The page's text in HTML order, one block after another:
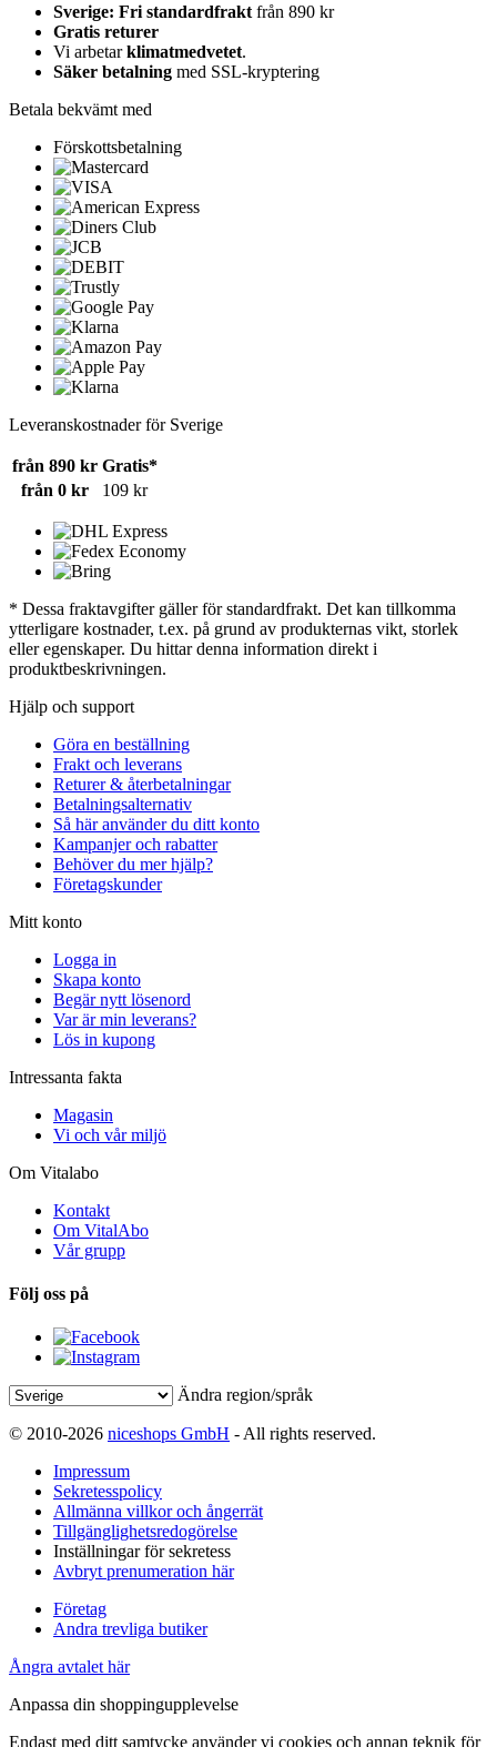
Sverige: Fri standardfrakt från 890 kr
Gratis returer
Vi arbetarklimatmedvetet.
Säker betalning med SSL-kryptering
Betala bekvämt med
Förskottsbetalning
Leveranskostnader för Sverige
från 890 kr Gratis*
från 0 kr
109 kr
* Dessa fraktavgifter gäller för standardfrakt. Det kan tillkomma
ytterligare kostnader, t.ex. på grund av produkternas vikt, storlek
eller egenskaper. Du hittar denna information direkt i
produktbeskrivningen.
Hjälp och support
Göra en beställning
Frakt och leverans
Returer & återbetalningar
Betalningsalternativ
Så här använder du ditt konto
Kampanjer och rabatter
Behöver du mer hjälp?
Företagskunder
Mitt konto
Logga in
Skapa konto
Begär nytt lösenord
Var är min leverans?
Lös in kupong
Intressanta fakta
Magasin
Vi och vår miljö
Om Vitalabo
Kontakt
Om VitalAbo
Vår grupp
Följ oss på
Ändra region/språk
© 2010-2026 niceshops GmbH - All rights reserved.
Impressum
Sekretesspolicy
Allmänna villkor och ångerrät
Tillgänglighetsredogörelse
Inställningar för sekretess
Avbryt prenumeration här
Företag
Andra trevliga butiker
Ångra avtalet här
Anpassa din shoppingupplevelse
Endast med ditt samtycke använder vi cookies och annan teknik för